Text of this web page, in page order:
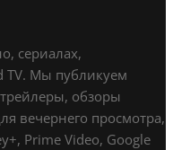
сериалах,
TV. Мы публикуем
обзоры
вечернего просмотра,
Prime Video, Google